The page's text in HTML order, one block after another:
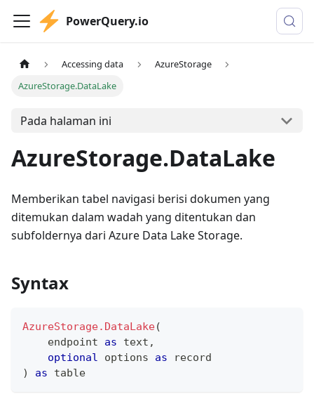
PowerQuery.io
Accessing data
AzureStorage
AzureStorage.DataLake
Pada halaman ini
AzureStorage.DataLake
Memberikan tabel navigasi berisi dokumen yang
ditemukan dalam wadah yang ditentukan dan
subfoldernya dari Azure Data Lake Storage.
Syntax
AzureStorage.DataLake(
    endpoint
as text ,
optional options as
record
)
as table